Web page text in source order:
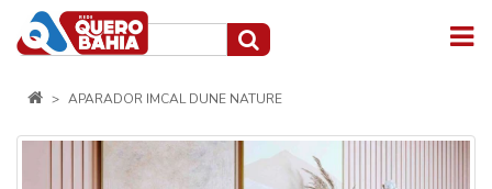
APARADOR IMCAL DUNE NATURE